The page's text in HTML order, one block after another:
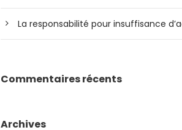
La responsabilité pour insuffisance
Commentaires récents
Archives